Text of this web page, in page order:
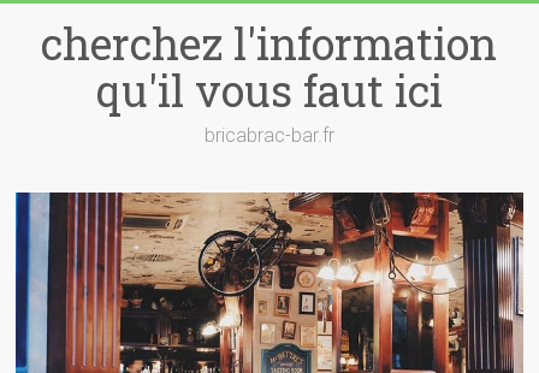
contentcherchez l'information
qu'il vous faut ici
bricabrac-bar.fr